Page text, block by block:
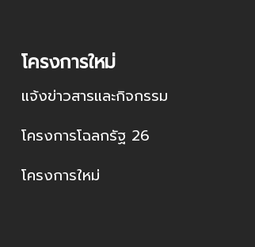
โครงการใหม่
แจ้งข่าวสารและกิจกรรม
โครงการโฉลกรัฐ 26
โครงการใหม่